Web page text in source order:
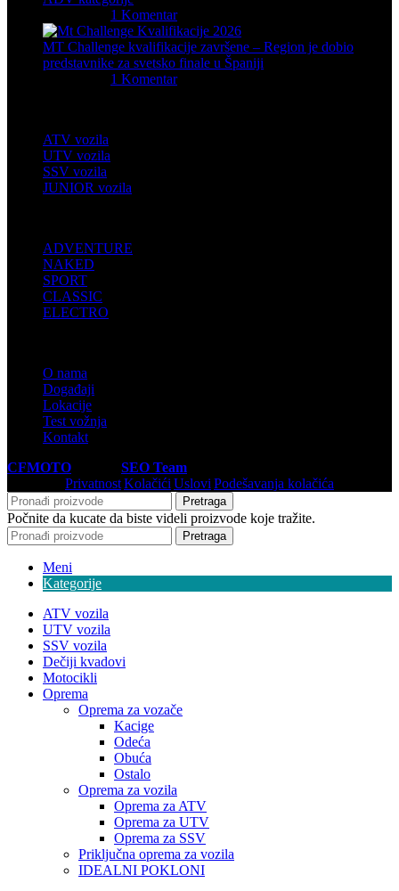
1 Komentar
MT Challenge kvalifikacije završene – Region je dobio
predstavnike za svetsko finale u Španiji
1 Komentar
ATV vozila
UTV vozila
SSV vozila
JUNIOR vozila
ADVENTURE
NAKED
SPORT
CLASSIC
ELECTRO
O nama
Događaji
Lokacije
Test vožnja
Kontakt
CFMOTO
SEO Team
PrivatnostKolačići Uslovi Podešavanja kolačića
Pretraga
Počnite da kucate da biste videli proizvode koje tražite.
Pretraga
Meni
Kategorije
ATV vozila
UTV vozila
SSV vozila
Dečiji kvadovi
Motocikli
Oprema
Oprema za vozače
Kacige
Odeća
Obuća
Ostalo
Oprema za vozila
Oprema za ATV
Oprema za UTV
Oprema za SSV
Priključna oprema za vozila
IDEALNI POKLONI